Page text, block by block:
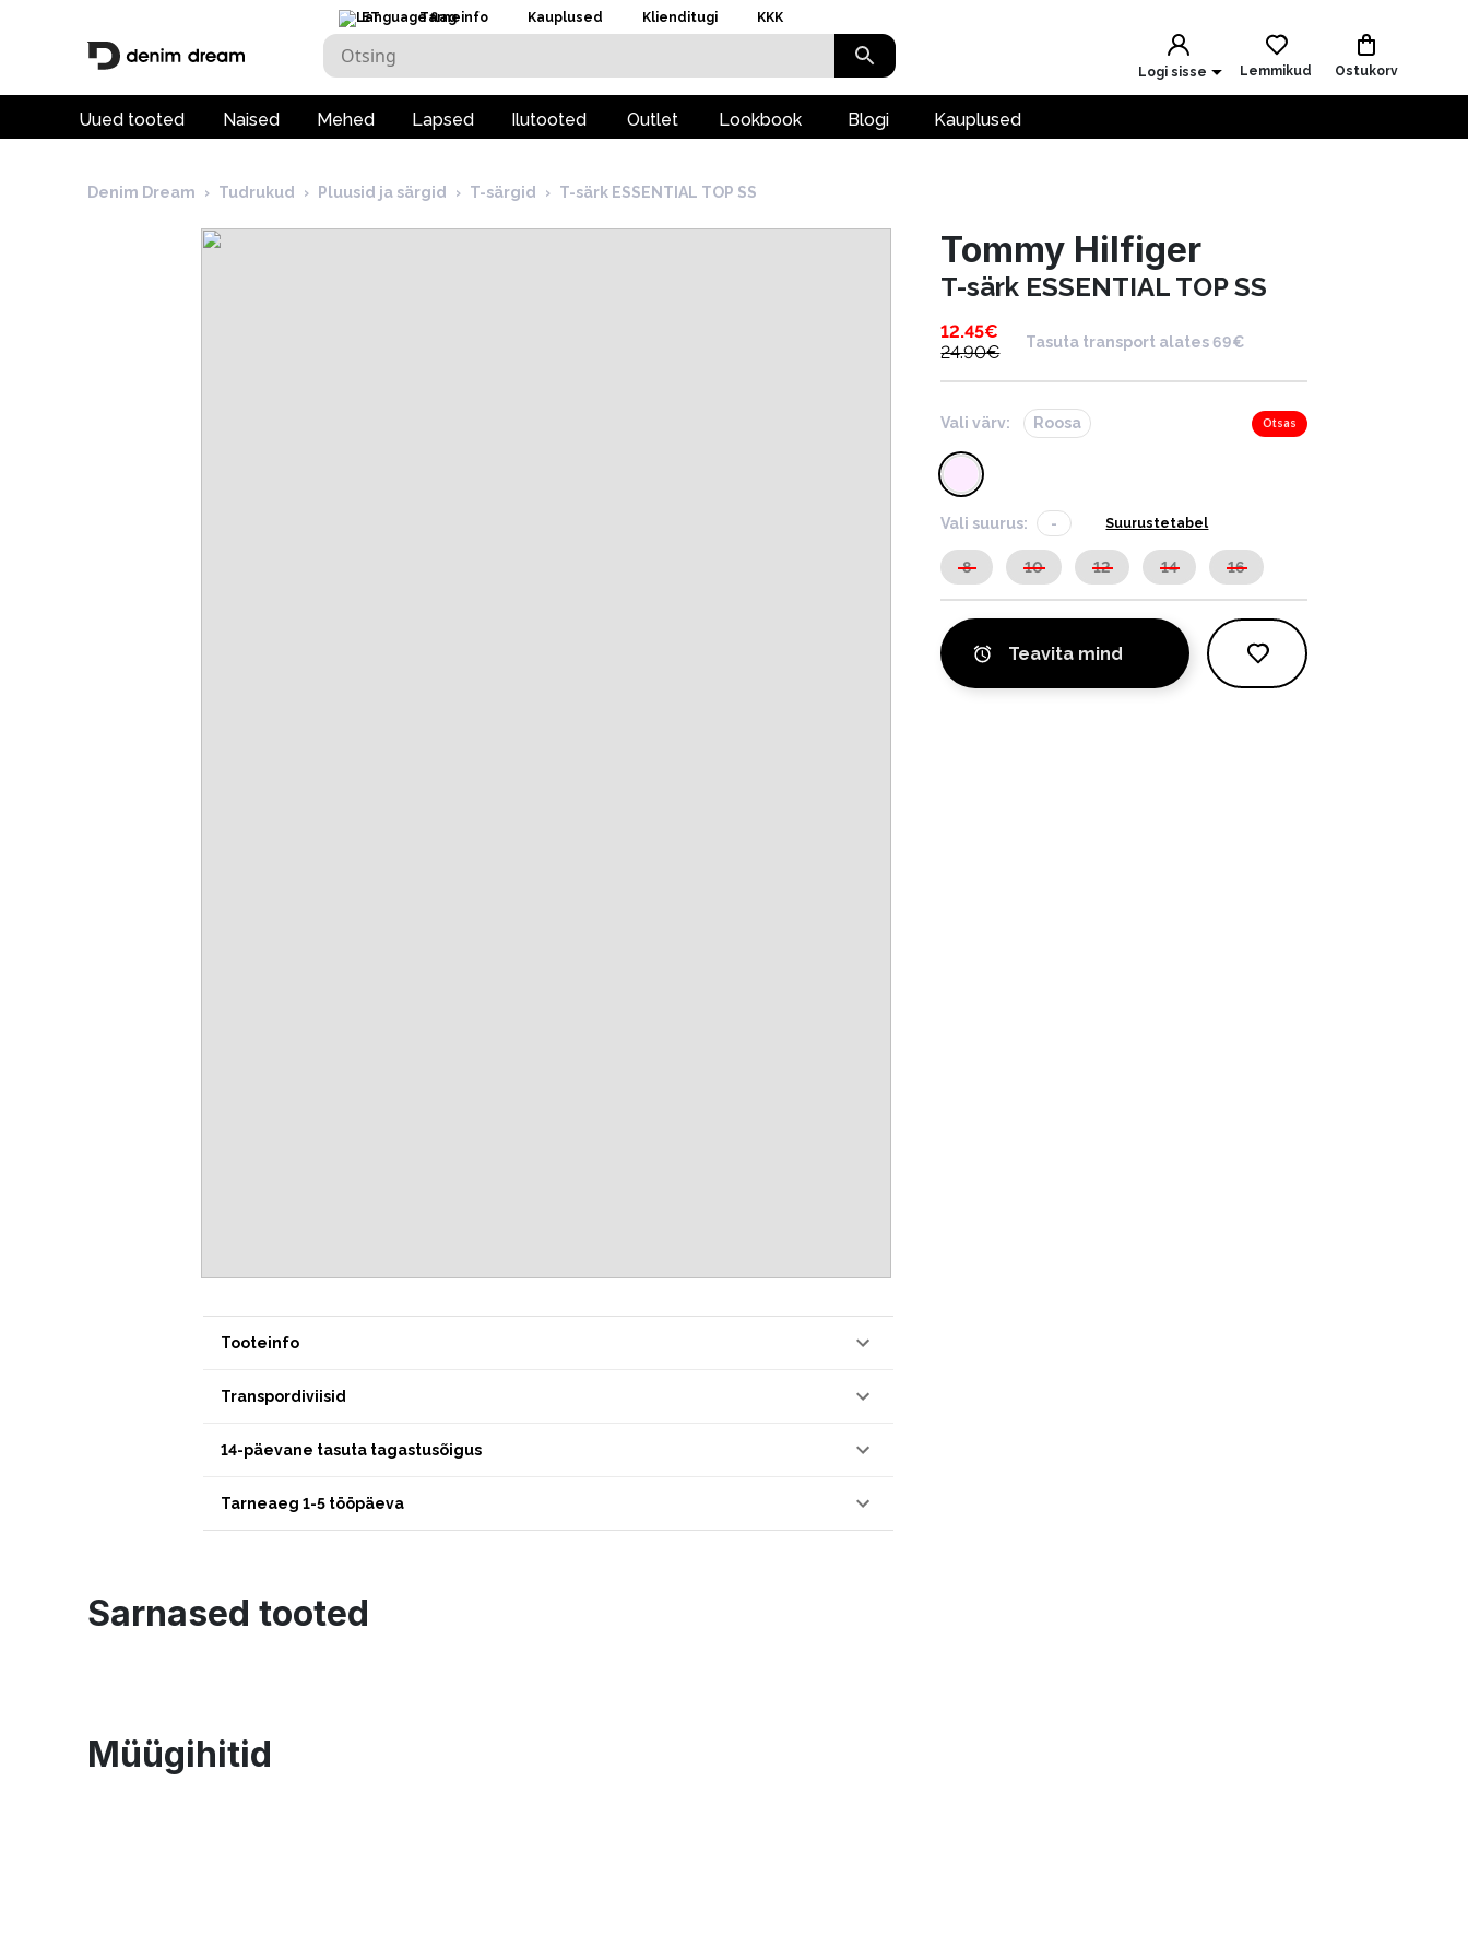
ET Tarneinfo Kauplused Klienditugi KKK
Logi sisse Lemmikud Ostukorv
Uued tooted Naised Mehed Lapsed Ilutooted Outlet Lookbook Blogi Kauplused
Denim Dream › Tudrukud › Pluusid ja särgid › T-särgid › T-särk ESSENTIAL TOP SS
Tooteinfo
Transpordiviisid
14-päevane tasuta tagastusõigus
Tarneaeg 1-5 tööpäeva
Tommy Hilfiger
T-särk ESSENTIAL TOP SS
12.45€
24.90€
Tasuta transport alates 69€
Vali värv: Roosa Otsas
Vali suurus: - Suurustetabel
8 10 12 14 16
Teavita mind
Sarnased tooted
Müügihitid